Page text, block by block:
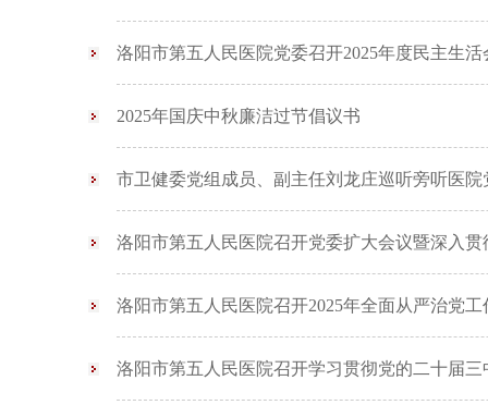
洛阳市第五人民医院党委召开2025年度民主生活
2025年国庆中秋廉洁过节倡议书
市卫健委党组成员、副主任刘龙庄巡听旁听医
洛阳市第五人民医院召开党委扩大会议暨深入
洛阳市第五人民医院召开2025年全面从严治党
洛阳市第五人民医院召开学习贯彻党的二十届